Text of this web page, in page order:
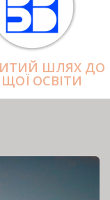
ШЛЯХ ДО
ОСВІТИ